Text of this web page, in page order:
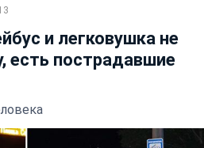
и легковушка не
есть пострадавшие